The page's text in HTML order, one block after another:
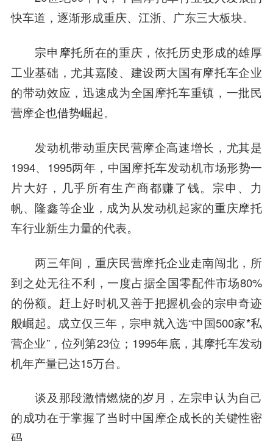
快车道，逐渐形成重庆、江浙、广东三大板块。
宗申摩托所在的重庆，依托历史形成的雄厚
工业基础，尤其嘉陵、建设两大国有摩托车企业
的带动效应，迅速成为全国摩托车重镇，一批民
营摩企也借势崛起。
发动机带动重庆民营摩企高速增长，尤其是
1994、1995两年，中国摩托车发动机市场形势一
片大好，几乎所有生产商都赚了钱。 宗申、力
帆、隆鑫等企业，成为从发动机起家的重庆摩托
车行业新生力量的代表。
两三年间，重庆民营摩托企业走南闯北，所
到之处无往不利，一度占据全国零配件市场80%
的份额。赶上好时机又善于把握机会的宗申奇迹
般崛起。成立仅三年，宗申就入选“中国500家*私
营企业”，位列第23位；1995年底，其摩托车发动
机年产量已达15万台。
谈及那段激情燃烧的岁月，左宗申认为自己
的成功在于掌握了当时中国摩企成长的关键性密
码。